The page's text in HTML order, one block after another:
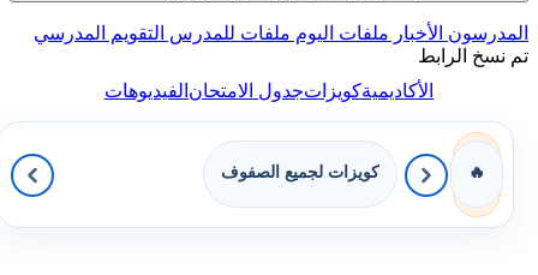
الأخبارملفات اليومملفات للمدرسالتقويم المدرسي
نسخ الرابط
الأكاديميةكويزاتجدول الامتحانالفيديوهات
كويزات لجميع الصفوف